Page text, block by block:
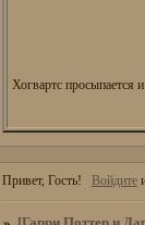
Хогвартс просыпается
Привет, Гость! Войдите